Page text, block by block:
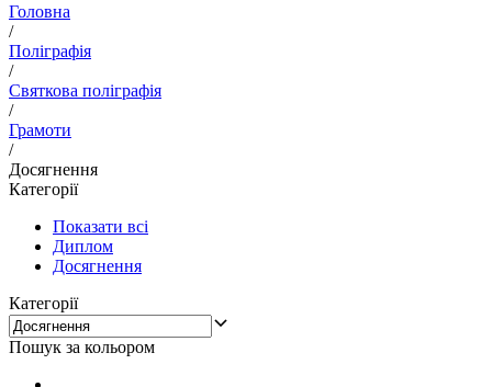
Головна
/
Поліграфія
/
Святкова поліграфія
/
Грамоти
/
Досягнення
Категорії
Показати всі
Диплом
Досягнення
Категорії
Пошук за кольором